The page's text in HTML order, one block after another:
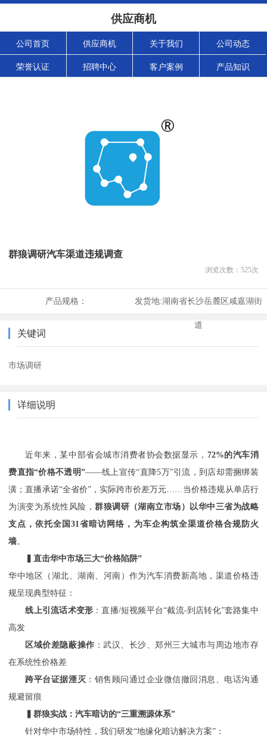
供应商机
公司首页 供应商机 关于我们 公司动态
荣誉认证 招聘中心 客户案例 产品知识
群狼调研汽车渠道违规调查
浏览次数： 525次
产品规格： 发货地:湖南省长沙岳麓区咸嘉湖街
道
关键词
市场调研
详细说明
近年来，某中部省会城市消费者协会数据显示， 72%的汽车消
费直指“价格不透明”——线上宣传“直降5万”引流，到店却需捆绑装
潢；直播承诺“全省价”，实际跨市价差万元……当价格违规从单店行
为演变为系统性风险，群狼调研 （湖南立市场） 以华中三省为战略
支点，依托全国31省暗访网络，为车企构筑全渠道价格合规防火
墙。
▍直击华中市场三大“价格陷阱”
华中地区（湖北、湖南、河南）作为汽车消费新高地，渠道价格违
规呈现典型特征：
线上引流话术变形 ：直播/短视频平台“截流-到店转化”套路集中
高发
区域价差隐蔽操作 ：武汉、长沙、郑州三大城市与周边地市存
在系统性价格差
跨平台证据湮灭 ：销售顾问通过企业微信撤回消息、电话沟通
规避留痕
▍群狼实战：汽车暗访的“三重溯源体系”
针对华中市场特性，我们研发“地缘化暗访解决方案”：